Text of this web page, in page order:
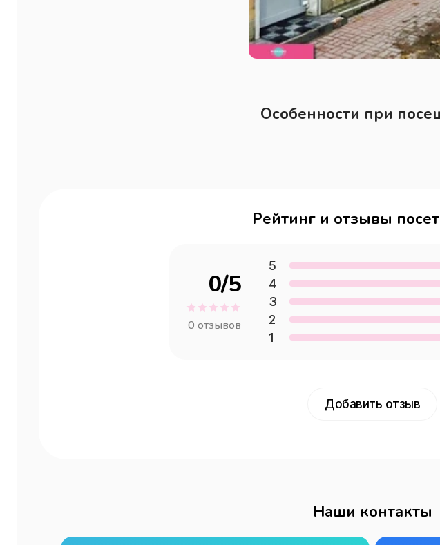
Особенности при
Рейтинг и отзывы
0/5
0 отзывов
5
4
3
2
1
Добавить отзыв
Наши контакты